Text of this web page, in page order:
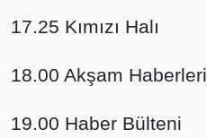
17.25 Kımızı Halı
18.00 Akşam Haberleri
19.00 Haber Bülteni